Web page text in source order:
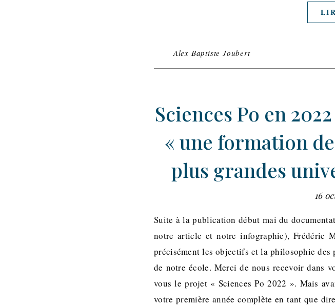
Alex Baptiste Joubert
Sciences Po en
« une formation
plus grandes
16
Suite à la publication début mai du
notre article et notre infographie), Frédéric
précisément les objectifs et la philosophie des
de notre école. Merci de nous recevoir dans
vous le projet « Sciences Po 2022 ». Mais
votre première année complète en tant que